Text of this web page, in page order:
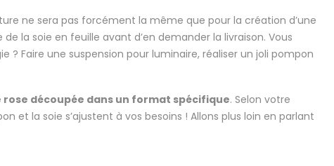
ne sera pas forcément la même que pour la création d’une
la soie en feuille avant d’en demander la livraison. Vous
? Faire une suspension pour luminaire, réaliser un joli pompon
découpée dans un format spécifique. Selon votre
et la soie s’ajustent à vos besoins ! Allons plus loin en parlant